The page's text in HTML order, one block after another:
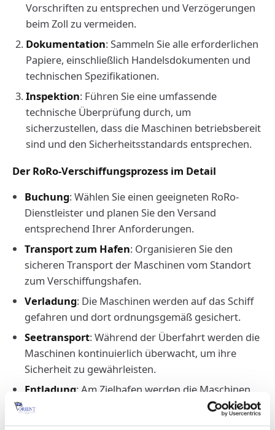
Vorschriften zu entsprechen und Verzögerungen
beim Zoll zu vermeiden.
Dokumentation: Sammeln Sie alle erforderlichen
Papiere, einschließlich Handelsdokumenten und
technischen Spezifikationen.
Inspektion: Führen Sie eine umfassende
technische Überprüfung durch, um
sicherzustellen, dass die Maschinen betriebsbereit
sind und den Sicherheitsstandards entsprechen.
Der RoRo-Verschiffungsprozess im Detail
Buchung: Wählen Sie einen geeigneten RoRo-
Dienstleister und planen Sie den Versand
entsprechend Ihrer Anforderungen.
Transport zum Hafen: Organisieren Sie den
sicheren Transport der Maschinen vom Standort
zum Verschiffungshafen.
Verladung: Die Maschinen werden auf das Schiff
gefahren und dort ordnungsgemäß gesichert.
Seetransport: Während der Überfahrt werden die
Maschinen kontinuierlich überwacht, um ihre
Sicherheit zu gewährleisten.
Entladung: Am Zielhafen werden die Maschinen
vom Schiff gefahren und für die Weiterleitung